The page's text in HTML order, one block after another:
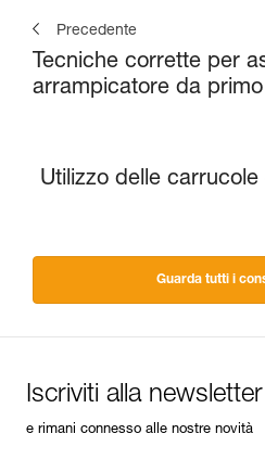
Precedente
Tecniche corrette per
arrampicatore da primo
Utilizzo delle
Guarda tutti i
Iscriviti alla newsletter
e rimani connesso alle nostre novità